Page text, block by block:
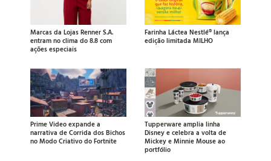
Marcas da Lojas Renner S.A.
entram no clima do 8.8 com
ações especiais
Farinha Láctea Nestlé® lança
edição limitada MILHO
Prime Video expande a
narrativa de Corrida dos Bichos
no Modo Criativo do Fortnite
Tupperware amplia linha
Disney e celebra a volta de
Mickey e Minnie Mouse ao
portfólio